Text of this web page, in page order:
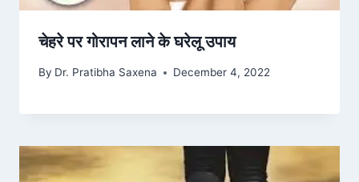
चेहरे पर गोरापन लाने के घरेलू उपाय
By Dr. Pratibha Saxena December 4, 2022